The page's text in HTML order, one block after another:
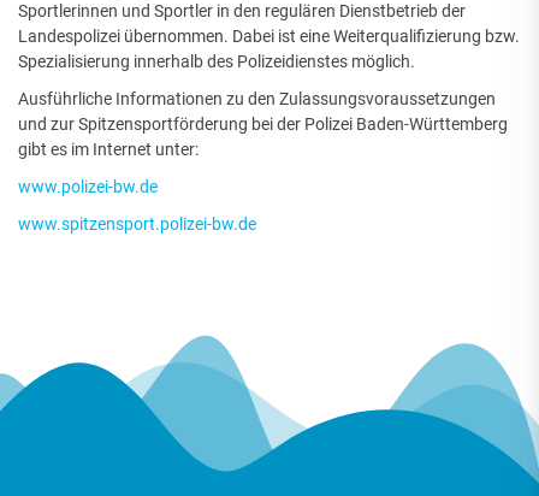
Sportlerinnen und Sportler in den regulären Dienstbetrieb der
Landespolizei übernommen. Dabei ist eine Weiterqualifizierung bzw.
Spezialisierung innerhalb des Polizeidienstes möglich.
Ausführliche Informationen zu den Zulassungsvoraussetzungen
und zur Spitzensportförderung bei der Polizei Baden-Württemberg
gibt es im Internet unter:
www.polizei-bw.de
www.spitzensport.polizei-bw.de